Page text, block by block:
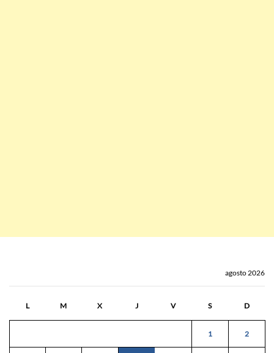
agosto 2026
L M X J V S D
1 2